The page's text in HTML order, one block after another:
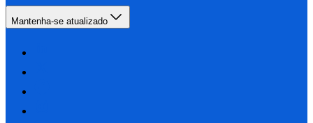
Mantenha-se atualizado